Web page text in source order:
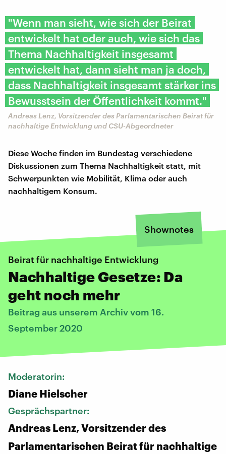
"Wenn man sieht, wie sich der Beirat
entwickelt hat oder auch, wie sich das
Thema Nachhaltigkeit insgesamt
entwickelt hat, dann sieht man ja doch,
dass Nachhaltigkeit insgesamt stärker ins
Bewusstsein der Öffentlichkeit kommt."
Andreas Lenz, Vorsitzender des Parlamentarischen Beirat für
nachhaltige Entwicklung und CSU-Abgeordneter
Diese Woche finden im Bundestag verschiedene
Diskussionen zum Thema Nachhaltigkeit statt, mit
Schwerpunkten wie Mobilität, Klima oder auch
nachhaltigem Konsum.
Shownotes
Beirat für nachhaltige Entwicklung
Nachhaltige Gesetze: Da
geht noch mehr
Beitrag aus unserem Archiv vom 16.
September 2020
Moderatorin:
Diane Hielscher
Gesprächspartner:
Andreas Lenz, Vorsitzender des
Parlamentarischen Beirat für nachhaltige